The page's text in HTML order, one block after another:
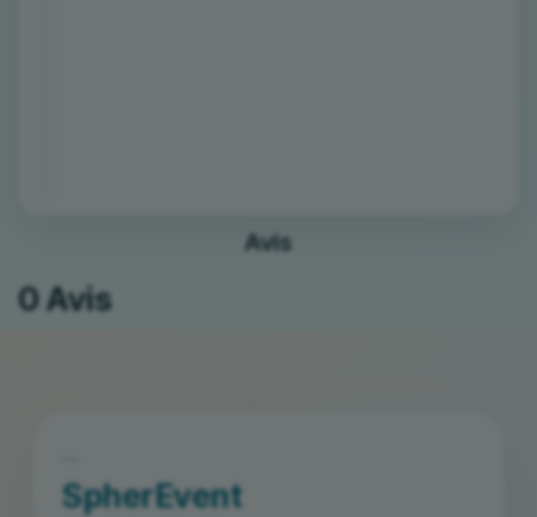
Avis
0 Avis
SpherEvent